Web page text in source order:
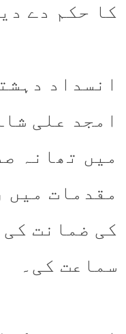
کا حکم دے
انسداد
امجد علی
مقدمات میں
کی ضمانت
سماعت کی۔